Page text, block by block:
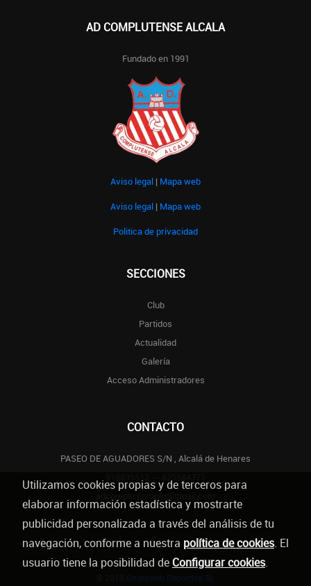
AD COMPLUTENSE ALCALA
Fundado en 1991
Aviso legal | Mapa web
Aviso legal | Mapa web
Politica de privacidad
SECCIONES
Club
Partidos
Actualidad
Galería
Acceso Administradores
CONTACTO
PASEO DE AGUADORES S/N , Alcalá de Henares
Grupoweb Deportiva SL
Utilizamos cookies propias y de terceros para
elaborar información estadística y mostrarte
publicidad personalizada a través del análisis de tu
navegación, conforme a nuestra política de cookies. El
usuario tiene la posibilidad de Configurar cookies.